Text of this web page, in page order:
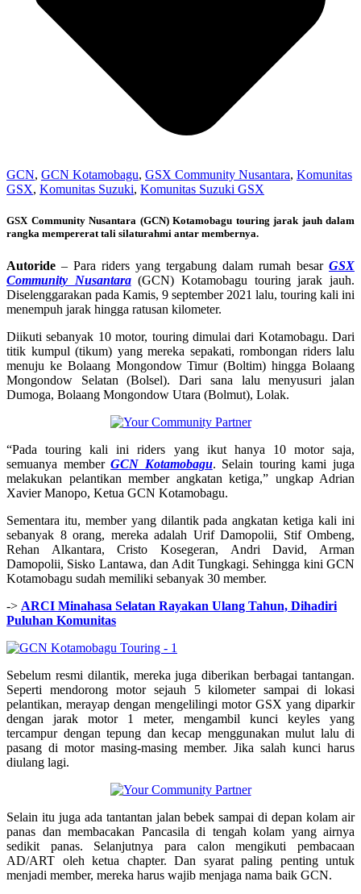
GCN, GCN Kotamobagu, GSX Community Nusantara, Komunitas
GSX, Komunitas Suzuki, Komunitas Suzuki GSX
GSX Community Nusantara (GCN) Kotamobagu touring jarak jauh dalam
rangka mempererat tali silaturahmi antar membernya.
Autoride – Para riders yang tergabung dalam rumah besar GSX
Community Nusantara(GCN) Kotamobagu touring jarak jauh.
Diselenggarakan pada Kamis, 9 september 2021 lalu, touring kali ini
menempuh jarak hingga ratusan kilometer.
Diikuti sebanyak 10 motor, touring dimulai dari Kotamobagu. Dari
titik kumpul (tikum) yang mereka sepakati, rombongan riders lalu
menuju ke Bolaang Mongondow Timur (Boltim) hingga Bolaang
Mongondow Selatan (Bolsel). Dari sana lalu menyusuri jalan
Dumoga, Bolaang Mongondow Utara (Bolmut), Lolak.
“Pada touring kali ini riders yang ikut hanya 10 motor saja,
semuanya memberGCN Kotamobagu. Selain touring kami juga
melakukan pelantikan member angkatan ketiga,” ungkap Adrian
Xavier Manopo, Ketua GCN Kotamobagu.
Sementara itu, member yang dilantik pada angkatan ketiga kali ini
sebanyak 8 orang, mereka adalah Urif Damopolii, Stif Ombeng,
Rehan Alkantara, Cristo Kosegeran, Andri David, Arman
Damopolii, Sisko Lantawa, dan Adit Tungkagi. Sehingga kini GCN
Kotamobagu sudah memiliki sebanyak 30 member.
-> ARCI Minahasa Selatan Rayakan Ulang Tahun, Dihadiri
Puluhan Komunitas
Sebelum resmi dilantik, mereka juga diberikan berbagai tantangan.
Seperti mendorong motor sejauh 5 kilometer sampai di lokasi
pelantikan, merayap dengan mengelilingi motor GSX yang diparkir
dengan jarak motor 1 meter, mengambil kunci keyles yang
tercampur dengan tepung dan kecap menggunakan mulut lalu di
pasang di motor masing-masing member. Jika salah kunci harus
diulang lagi.
Selain itu juga ada tantantan jalan bebek sampai di depan kolam air
panas dan membacakan Pancasila di tengah kolam yang airnya
sedikit panas. Selanjutnya para calon mengikuti pembacaan
AD/ART oleh ketua chapter. Dan syarat paling penting untuk
menjadi member, mereka harus wajib menjaga nama baik GCN.